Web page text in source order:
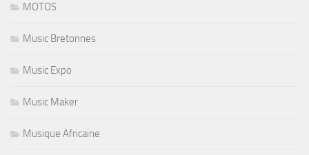
MOTOS
Music Bretonnes
Music Expo
Music Maker
Musique Africaine